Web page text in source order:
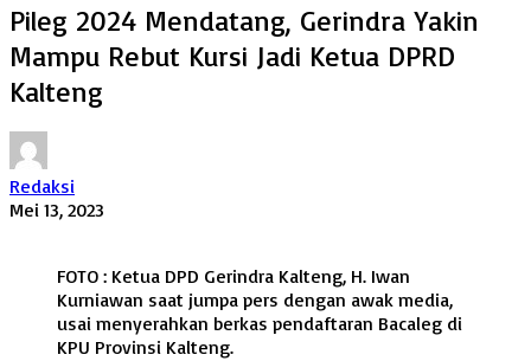
Pileg 2024 Mendatang, Gerindra Yakin
Mampu Rebut Kursi Jadi Ketua DPRD
Kalteng
Redaksi
Mei 13, 2023
FOTO : Ketua DPD Gerindra Kalteng, H. Iwan
Kurniawan saat jumpa pers dengan awak media,
usai menyerahkan berkas pendaftaran Bacaleg di
KPU Provinsi Kalteng.